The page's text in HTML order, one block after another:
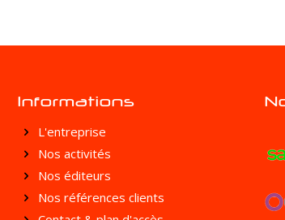
Informations
L'entreprise
Nos activités
Nos éditeurs
Nos références clients